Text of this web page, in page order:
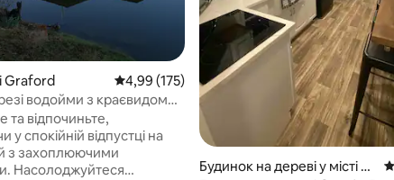
328
Graford Середня оцінка: 4,99 з 5, відгуки: 175
4,99 (175)
водойми з краєвидом
та відпочиньте,
спокійній відпустці на
з захоплюючими
Будинок на дереві у місті Gr